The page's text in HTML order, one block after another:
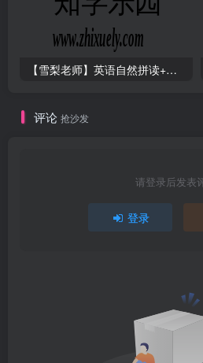
【雪梨老师】英语自然拼读+音标+发音规则（精品课三合一）
评论 抢沙发
请登录后发表
登录